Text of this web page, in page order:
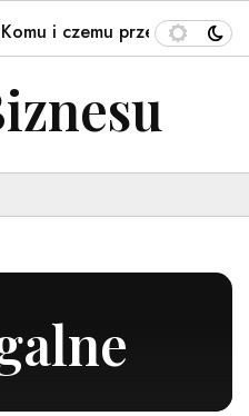
przeszkadza